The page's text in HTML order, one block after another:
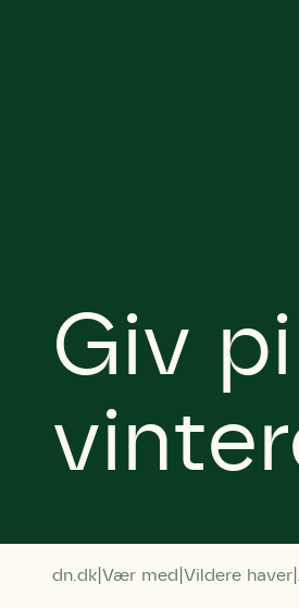
Giv
dn.dk Vær med Vildere haver